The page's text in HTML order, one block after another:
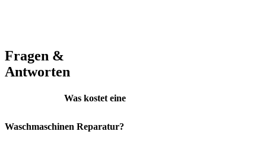
Fragen &
Antworten
Was kostet eine
Waschmaschinen Reparatur?